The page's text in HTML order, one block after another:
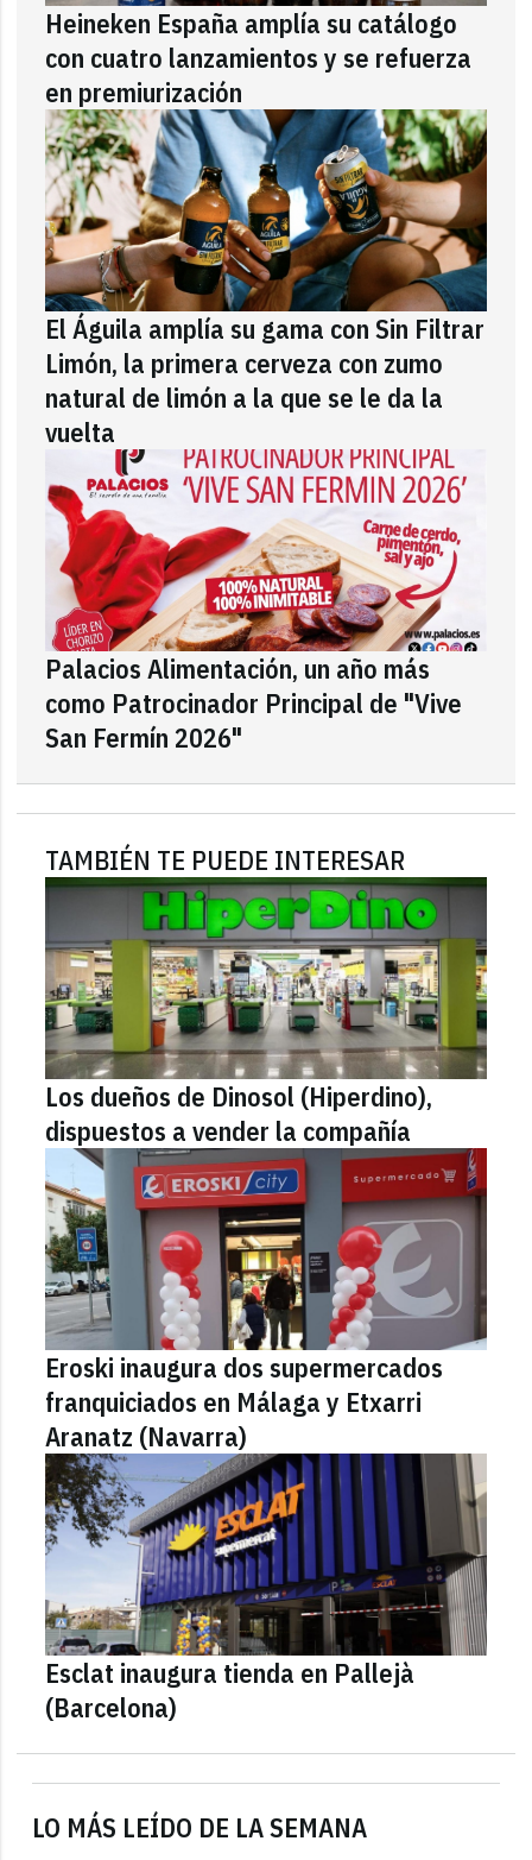
LO MÁS LEÍDO DE LA SEMANA
Heineken España amplía su catálogo
con cuatro lanzamientos y se refuerza
en premiurización
El Águila amplía su gama con Sin Filtrar
Limón, la primera cerveza con zumo
natural de limón a la que se le da la
vuelta
Palacios Alimentación, un año más
como Patrocinador Principal de "Vive
San Fermín 2026"
TAMBIÉN TE PUEDE INTERESAR
Los dueños de Dinosol (Hiperdino),
dispuestos a vender la compañía
Eroski inaugura dos supermercados
franquiciados en Málaga y Etxarri
Aranatz (Navarra)
Esclat inaugura tienda en Pallejà
(Barcelona)